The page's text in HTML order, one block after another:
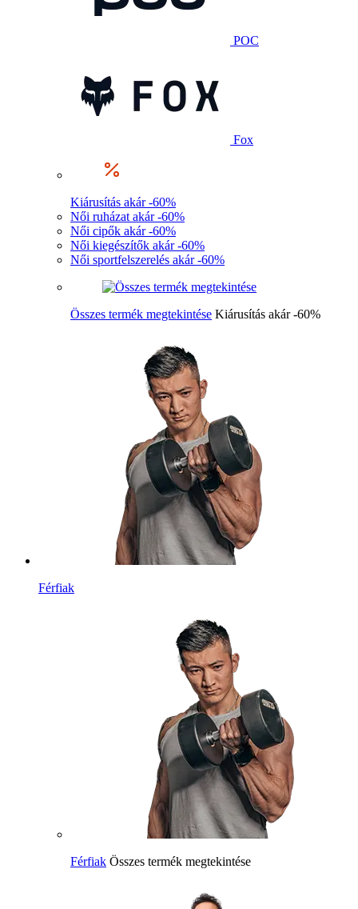
POC
Fox
Kiárusítás akár -60%
Női ruházat akár -60%
Női cipők akár -60%
Női kiegészítők akár -60%
Női sportfelszerelés akár -60%
Összes termék megtekintése Kiárusítás akár -60%
Férfiak
Férfiak Összes termék megtekintése